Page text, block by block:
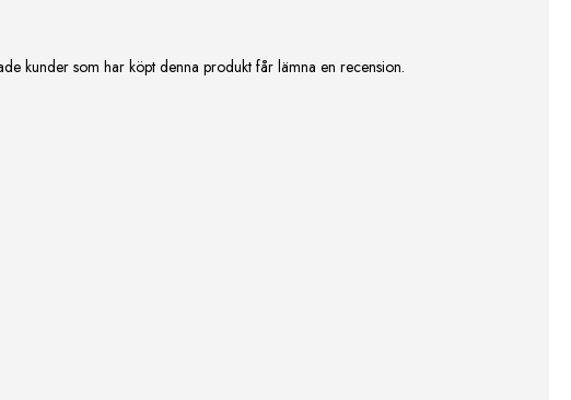
kunder som har köpt denna produkt får lämna en recension.